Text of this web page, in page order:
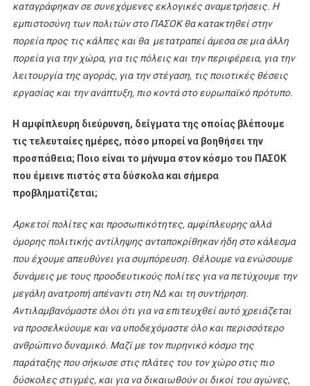
καταγράφηκαν σε συνεχόμενες εκλογικές αναμετρήσεις. Η
εμπιστοσύνη των πολιτών στο ΠΑΣΟΚ θα κατακτηθεί στην
πορεία προς τις κάλπες και θα μετατραπεί άμεσα σε μια άλλη
πορεία για την χώρα, για τις πόλεις και την περιφέρεια, για την
λειτουργία της αγοράς, για την στέγαση, τις ποιοτικές θέσεις
εργασίας και την ανάπτυξη, πιο κοντά στο ευρωπαϊκό πρότυπο.
Η αμφίπλευρη διεύρυνση, δείγματα της οποίας βλέπουμε
τις τελευταίες ημέρες, πόσο μπορεί να βοηθήσει την
προσπάθεια; Ποιο είναι το μήνυμα στον κόσμο του ΠΑΣΟΚ
που έμεινε πιστός στα δύσκολα και σήμερα
προβληματίζεται;
Αρκετοί πολίτες και προσωπικότητες, αμφίπλευρης αλλά
όμορης πολιτικής αντίληψης ανταποκρίθηκαν ήδη στο κάλεσμα
που έχουμε απευθύνει για συμπόρευση. Θέλουμε να ενώσουμε
δυνάμεις με τους προοδευτικούς πολίτες για να πετύχουμε την
μεγάλη ανατροπή απέναντι στη ΝΔ και τη συντήρηση.
Αντιλαμβανόμαστε όλοι ότι για να επιτευχθεί αυτό χρειάζεται
να προσελκύουμε και να υποδεχόμαστε όλο και περισσότερο
ανθρώπινο δυναμικό. Μαζί με τον πυρηνικό κόσμο της
παράταξης που σήκωσε στις πλάτες του τον χώρο στις πιο
δύσκολες στιγμές, και για να δικαιωθούν οι δικοί του αγώνες,